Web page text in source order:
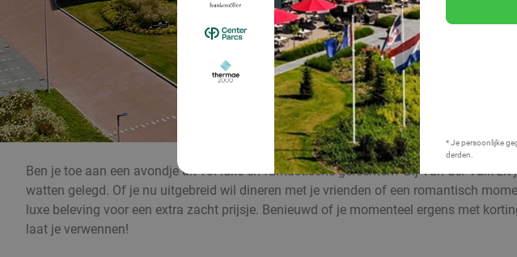
* Je persoonlijke
derden.
Ben je toe aan een avondje uit vol luxe en fantastische gerechten? Bij Van der Valk
watten gelegd. Of je nu uitgebreid wil dineren met je vrienden of een romantisch
luxe beleving voor een extra zacht prijsje. Benieuwd of je momenteel ergens met
laat je verwennen!